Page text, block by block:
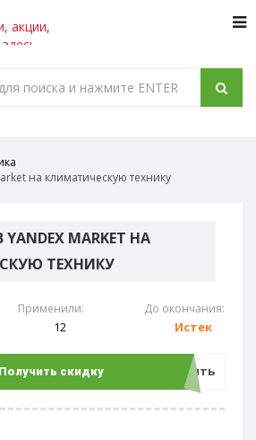
на климатическую технику
MARKET НА
ТЕХНИКУ
Применили:
12
До окончания:
Истек
Получить скидку Открыть